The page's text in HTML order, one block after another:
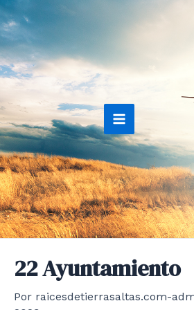
Ir
al
contenido
Main
Menu
22 Ayuntamiento
Por raicesdetierrasaltas.com-